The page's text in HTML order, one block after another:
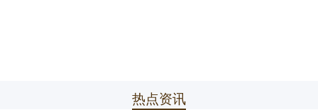
热点资讯